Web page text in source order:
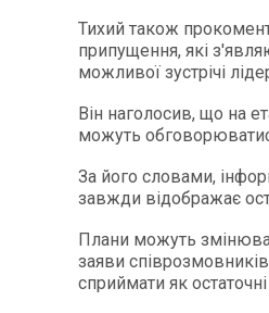
Тихий також
припущення, які
можливої зустрічі
Він наголосив, що на
можуть
За його словами,
завжди відображає
Плани можуть
заяви
сприймати як